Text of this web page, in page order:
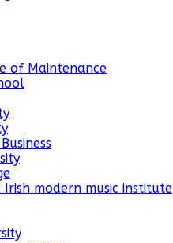
of Maintenance
Irish modern music institute